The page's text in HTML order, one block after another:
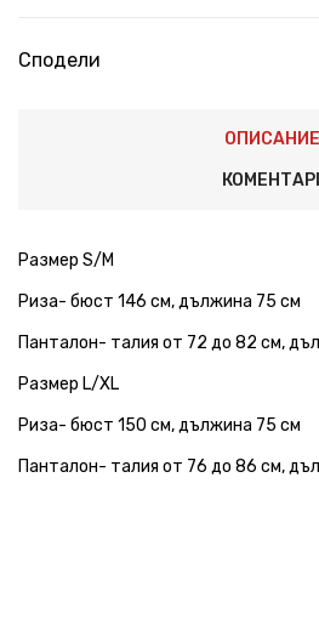
Сподели
ОПИСАНИЕ
Размер S/M
Риза- бюст 146 см, дължина 75 см
Панталон- талия от 72 до 82 см,
Размер L/XL
Риза- бюст 150 см, дължина 75 см
Панталон- талия от 76 до 86 см,